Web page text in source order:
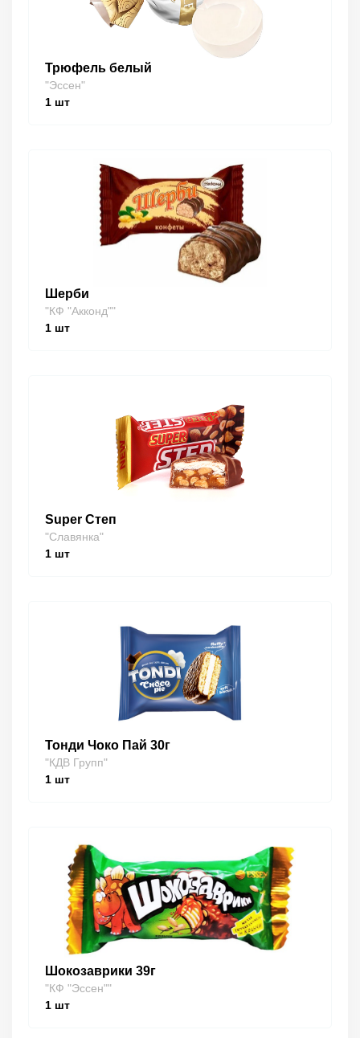
Трюфель белый
"Эссен"
1 шт
Шерби
"КФ "Акконд""
1 шт
Super Степ
"Славянка"
1 шт
Тонди Чоко Пай 30г
"КДВ Групп"
1 шт
Шокозаврики 39г
"КФ "Эссен""
1 шт